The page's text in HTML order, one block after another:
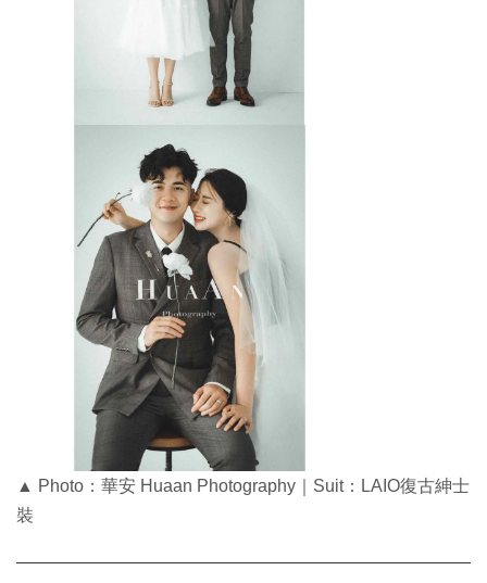
▲ Photo：華安 Huaan Photography｜Suit：LAIO復古紳士
裝